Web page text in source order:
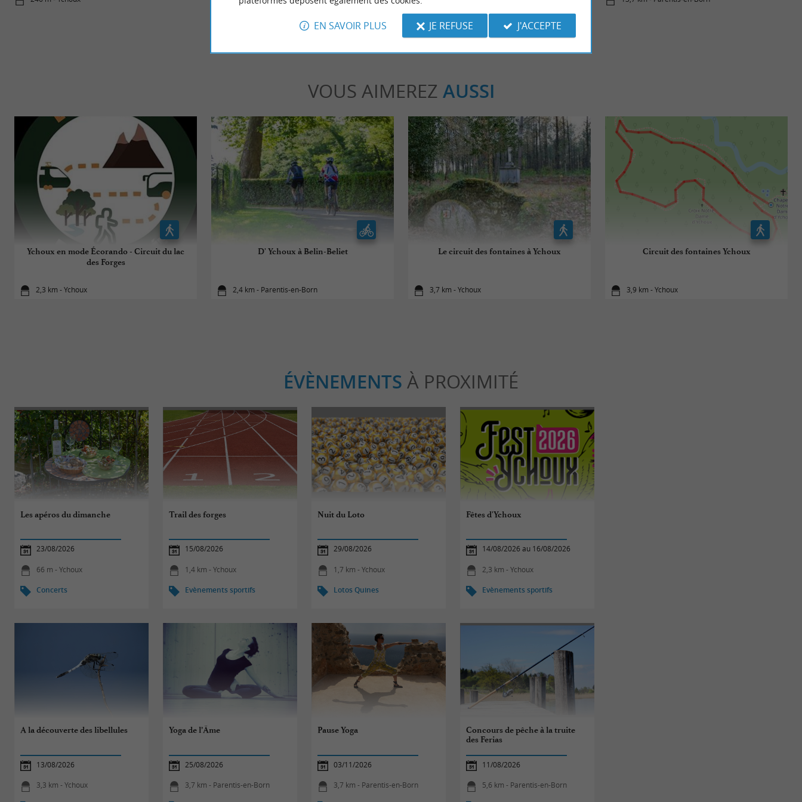
VOUS AIMEREZ AUSSI
Ychoux en mode Écorando - Circuit du lac
des Forges
2,3 km - Ychoux
D' Ychoux à Belin-Beliet
2,4 km - Parentis-en-Born
Le circuit des fontaines à Ychoux
3,7 km - Ychoux
Circuit des fontaines Ychoux
3,9 km - Ychoux
ÉVÈNEMENTS À PROXIMITÉ
Les apéros du dimanche
23/08/2026
66 m - Ychoux
Concerts
Trail des forges
15/08/2026
1,4 km - Ychoux
Evènements sportifs
Nuit du Loto
29/08/2026
1,7 km - Ychoux
Lotos Quines
Fêtes d'Ychoux
14/08/2026 au 16/08/2026
2,3 km - Ychoux
Evènements sportifs
A la découverte des libellules
13/08/2026
3,3 km - Ychoux
Yoga de l’Âme
25/08/2026
3,7 km - Parentis-en-Born
Pause Yoga
03/11/2026
3,7 km - Parentis-en-Born
Concours de pêche à la truite
des Ferias
11/08/2026
5,6 km - Parentis-en-Born
EN SAVOIR PLUS JE REFUSE J'ACCEPTE